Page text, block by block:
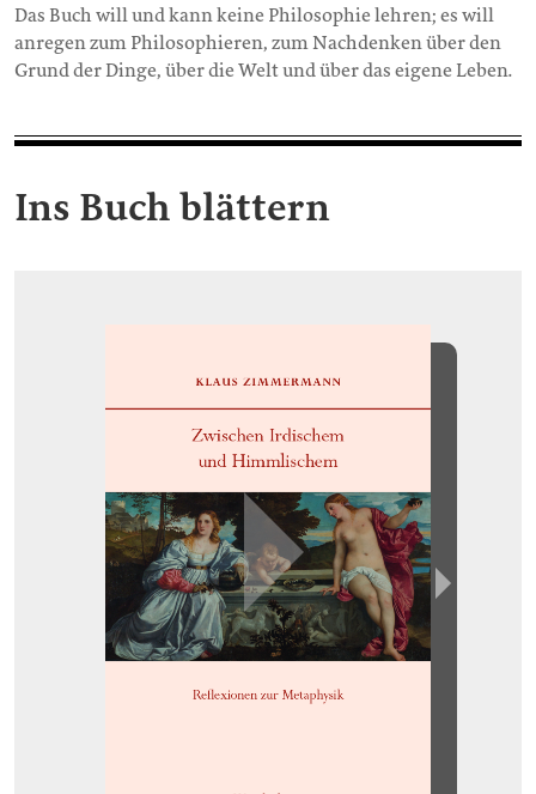
Das Buch will und kann keine Philosophie lehren; es will
anregen zum Philosophieren, zum Nachdenken über den
Grund der Dinge, über die Welt und über das eigene Leben.
Ins Buch blättern